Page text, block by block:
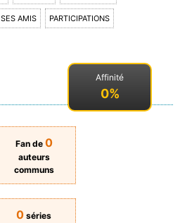
SES AMIS PARTICIPATIONS
Affinité
0%
Fan de 0
auteurs
communs
0 séries